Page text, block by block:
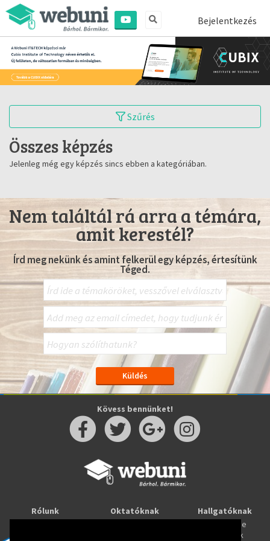
Bejelentkezés
Szűrés
Összes képzés
Jelenleg még egy képzés sincs ebben a kategóriában.
Nem találtál rá arra a témára,
amit kerestél?
Írd meg nekünk és amint felkerül egy képzés, értesítünk
Téged.
Kövess bennünket!
Rólunk
Oktatóknak
Hallgatóknak
Tanulj online
Képzések